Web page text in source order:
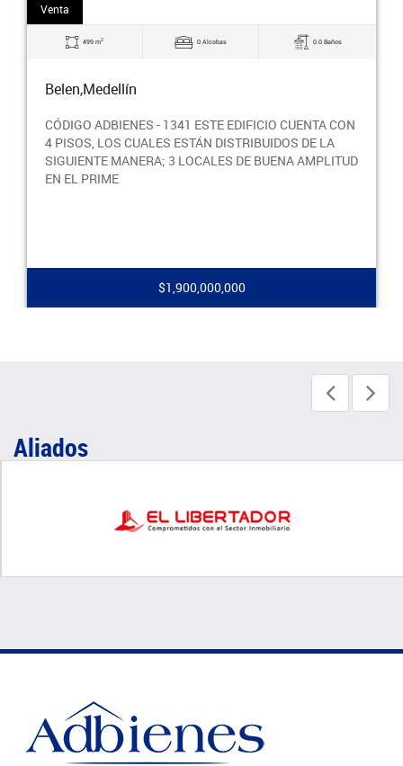
Venta
499 m2 0 Alcobas 0.0 Baños
Belen,Medellín
CÓDIGO ADBIENES - 1341 ESTE EDIFICIO CUENTA CON
4 PISOS, LOS CUALES ESTÁN DISTRIBUIDOS DE LA
SIGUIENTE MANERA; 3 LOCALES DE BUENA AMPLITUD
EN EL PRIME
$1,900,000,000
Aliados